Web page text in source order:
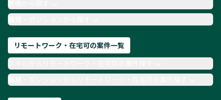
TypeScript
Laravel AWS
単価から探す
職種・ポジションから探す
リモートワーク・在宅可の案件一覧
職種・ポジションからリモートワーク・在宅可の案件探す